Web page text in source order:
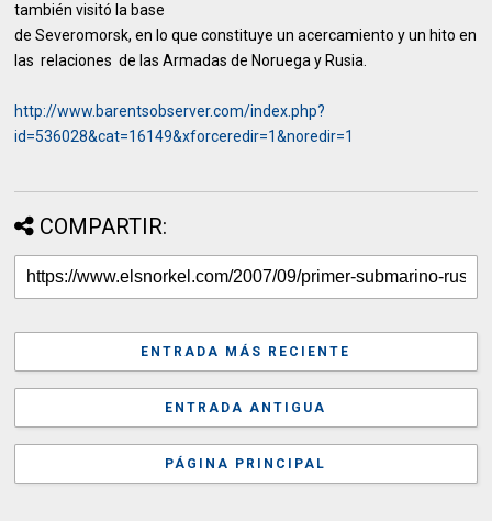
también visitó la base
de Severomorsk, en lo que constituye un acercamiento y un hito en
las relaciones de las Armadas de Noruega y Rusia.
http://www.barentsobserver.com/index.php?
id=536028&cat=16149&xforceredir=1&noredir=1
COMPARTIR:
ENTRADA MÁS RECIENTE
ENTRADA ANTIGUA
PÁGINA PRINCIPAL